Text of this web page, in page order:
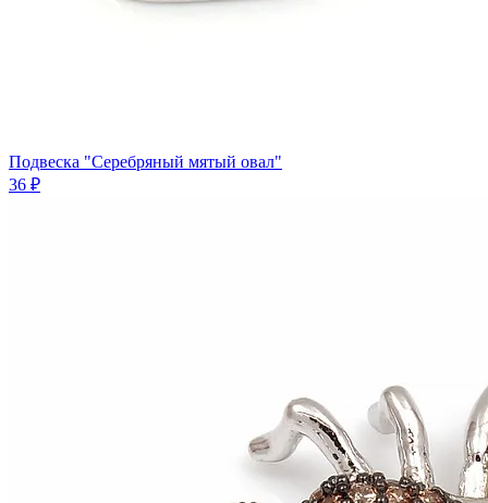
Подвеска "Серебряный мятый овал"
36 ₽